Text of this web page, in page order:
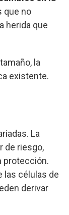
que no
herida que
la
existente.
La
de riesgo,
protección.
las células de
derivar